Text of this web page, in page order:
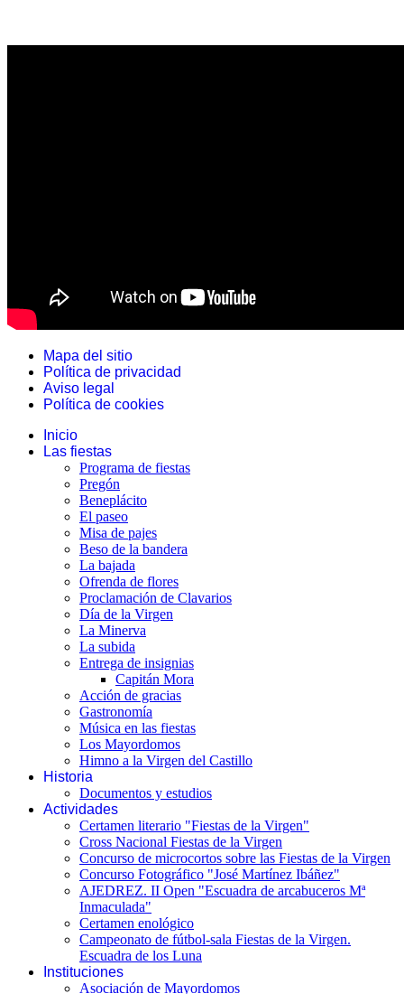
Mapa del sitio
Política de privacidad
Aviso legal
Política de cookies
Inicio
Las fiestas
Programa de fiestas
Pregón
Beneplácito
El paseo
Misa de pajes
Beso de la bandera
La bajada
Ofrenda de flores
Proclamación de Clavarios
Día de la Virgen
La Minerva
La subida
Entrega de insignias
Capitán Mora
Acción de gracias
Gastronomía
Música en las fiestas
Los Mayordomos
Himno a la Virgen del Castillo
Historia
Documentos y estudios
Actividades
Certamen literario "Fiestas de la Virgen"
Cross Nacional Fiestas de la Virgen
Concurso de microcortos sobre las Fiestas de la Virgen
Concurso Fotográfico "José Martínez Ibáñez"
AJEDREZ. II Open "Escuadra de arcabuceros Mª
Inmaculada"
Certamen enológico
Campeonato de fútbol-sala Fiestas de la Virgen.
Escuadra de los Luna
Instituciones
Asociación de Mayordomos